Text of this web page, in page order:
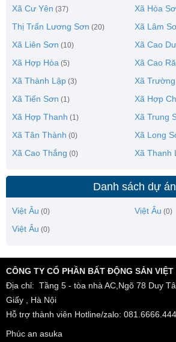
Xã Cư Yên (37) Xã Hòa
Thị Trấn Lương Sơn (20) Xã Lâm
Xã Liên Sơn (10) Xã Cao
Xã Hợp Hòa (5) Xã Cao
Xã Thành Lập (3) Xã
Xã Tiến Sơn (1) Xã Hợp
Xã Hợp Thanh (1) Xã Trung
Xã Tân Thành (0) Xã Long
Xã Cao Thắng (0) Xã Thanh
Danh sách dự án
Việt Âu (0) Việt Âu (0)
Việt Âu (0)
CÔNG TY CỔ PHẦN BẤT ĐỘNG SẢN VIỆT
Địa chỉ: Tầng 5 - tòa nhà AC,Ngõ 78 Duy
Giấy , Hà Nội
Hỗ trợ thành viên Hotline/zalo: 081.6666.444
Phúc an asuka